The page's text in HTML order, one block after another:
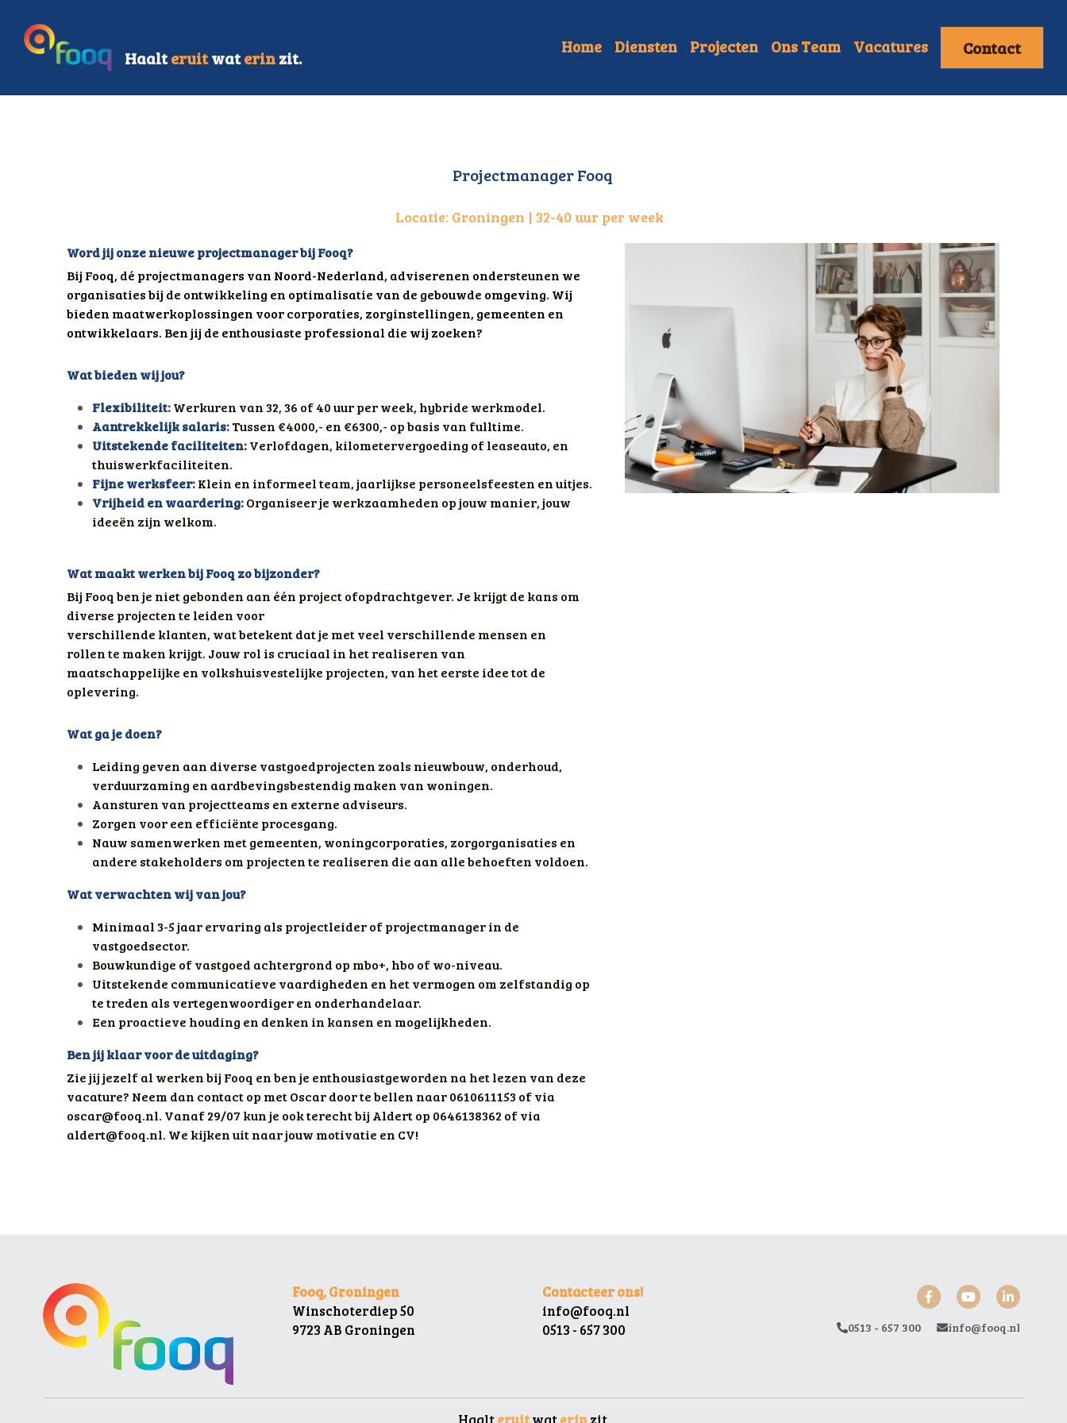
Haalt eruit wat erin zit. Home Diensten Projecten Ons Team Vacatures Contact
Projectmanager Fooq
Locatie: Groningen | 32-40 uur per week
Word jij onze nieuwe projectmanager bij Fooq?
Bij Fooq, dé projectmanagers van Noord-Nederland, adviserenen ondersteunen we
organisaties bij de ontwikkeling en optimalisatie van de gebouwde omgeving. Wij
bieden maatwerkoplossingen voor corporaties, zorginstellingen, gemeenten en
ontwikkelaars. Ben jij de enthousiaste professional die wij zoeken?
Wat bieden wij jou?
Flexibiliteit: Werkuren van 32, 36 of 40 uur per week, hybride werkmodel.
Aantrekkelijk salaris: Tussen €4000,- en €6300,- op basis van fulltime.
Uitstekende faciliteiten: Verlofdagen, kilometervergoeding of leaseauto, en
thuiswerkfaciliteiten.
Fijne werksfeer: Klein en informeel team, jaarlijkse personeelsfeesten en uitjes.
Vrijheid en waardering: Organiseer je werkzaamheden op jouw manier, jouw
ideeën zijn welkom.
Wat maakt werken bij Fooq zo bijzonder?
Bij Fooq ben je niet gebonden aan één project ofopdrachtgever. Je krijgt de kans om
diverse projecten te leiden voor
verschillende klanten, wat betekent dat je met veel verschillende mensen en
rollen te maken krijgt. Jouw rol is cruciaal in het realiseren van
maatschappelijke en volkshuisvestelijke projecten, van het eerste idee tot de
oplevering.
Wat ga je doen?
Leiding geven aan diverse vastgoedprojecten zoals nieuwbouw, onderhoud,
verduurzaming en aardbevingsbestendig maken van woningen.
Aansturen van projectteams en externe adviseurs.
Zorgen voor een efficiënte procesgang.
Nauw samenwerken met gemeenten, woningcorporaties, zorgorganisaties en
andere stakeholders om projecten te realiseren die aan alle behoeften voldoen.
Wat verwachten wij van jou?
Minimaal 3-5 jaar ervaring als projectleider of projectmanager in de
vastgoedsector.
Bouwkundige of vastgoed achtergrond op mbo+, hbo of wo-niveau.
Uitstekende communicatieve vaardigheden en het vermogen om zelfstandig op
te treden als vertegenwoordiger en onderhandelaar.
Een proactieve houding en denken in kansen en mogelijkheden.
Ben jij klaar voor de uitdaging?
Zie jij jezelf al werken bij Fooq en ben je enthousiastgeworden na het lezen van deze
vacature? Neem dan contact op met Oscar door te bellen naar 0610611153 of via
oscar@fooq.nl. Vanaf 29/07 kun je ook terecht bij Aldert op 0646138362 of via
aldert@fooq.nl. We kijken uit naar jouw motivatie en CV!
Fooq, Groningen
Winschoterdiep 50
9723 AB Groningen
Contacteer ons!
info@fooq.nl
0513 - 657 300
0513 - 657 300 info@fooq.nl